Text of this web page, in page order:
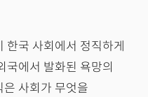
한국 사회에서 정직하게
국에서 발화된 욕망의
사회가 무엇을